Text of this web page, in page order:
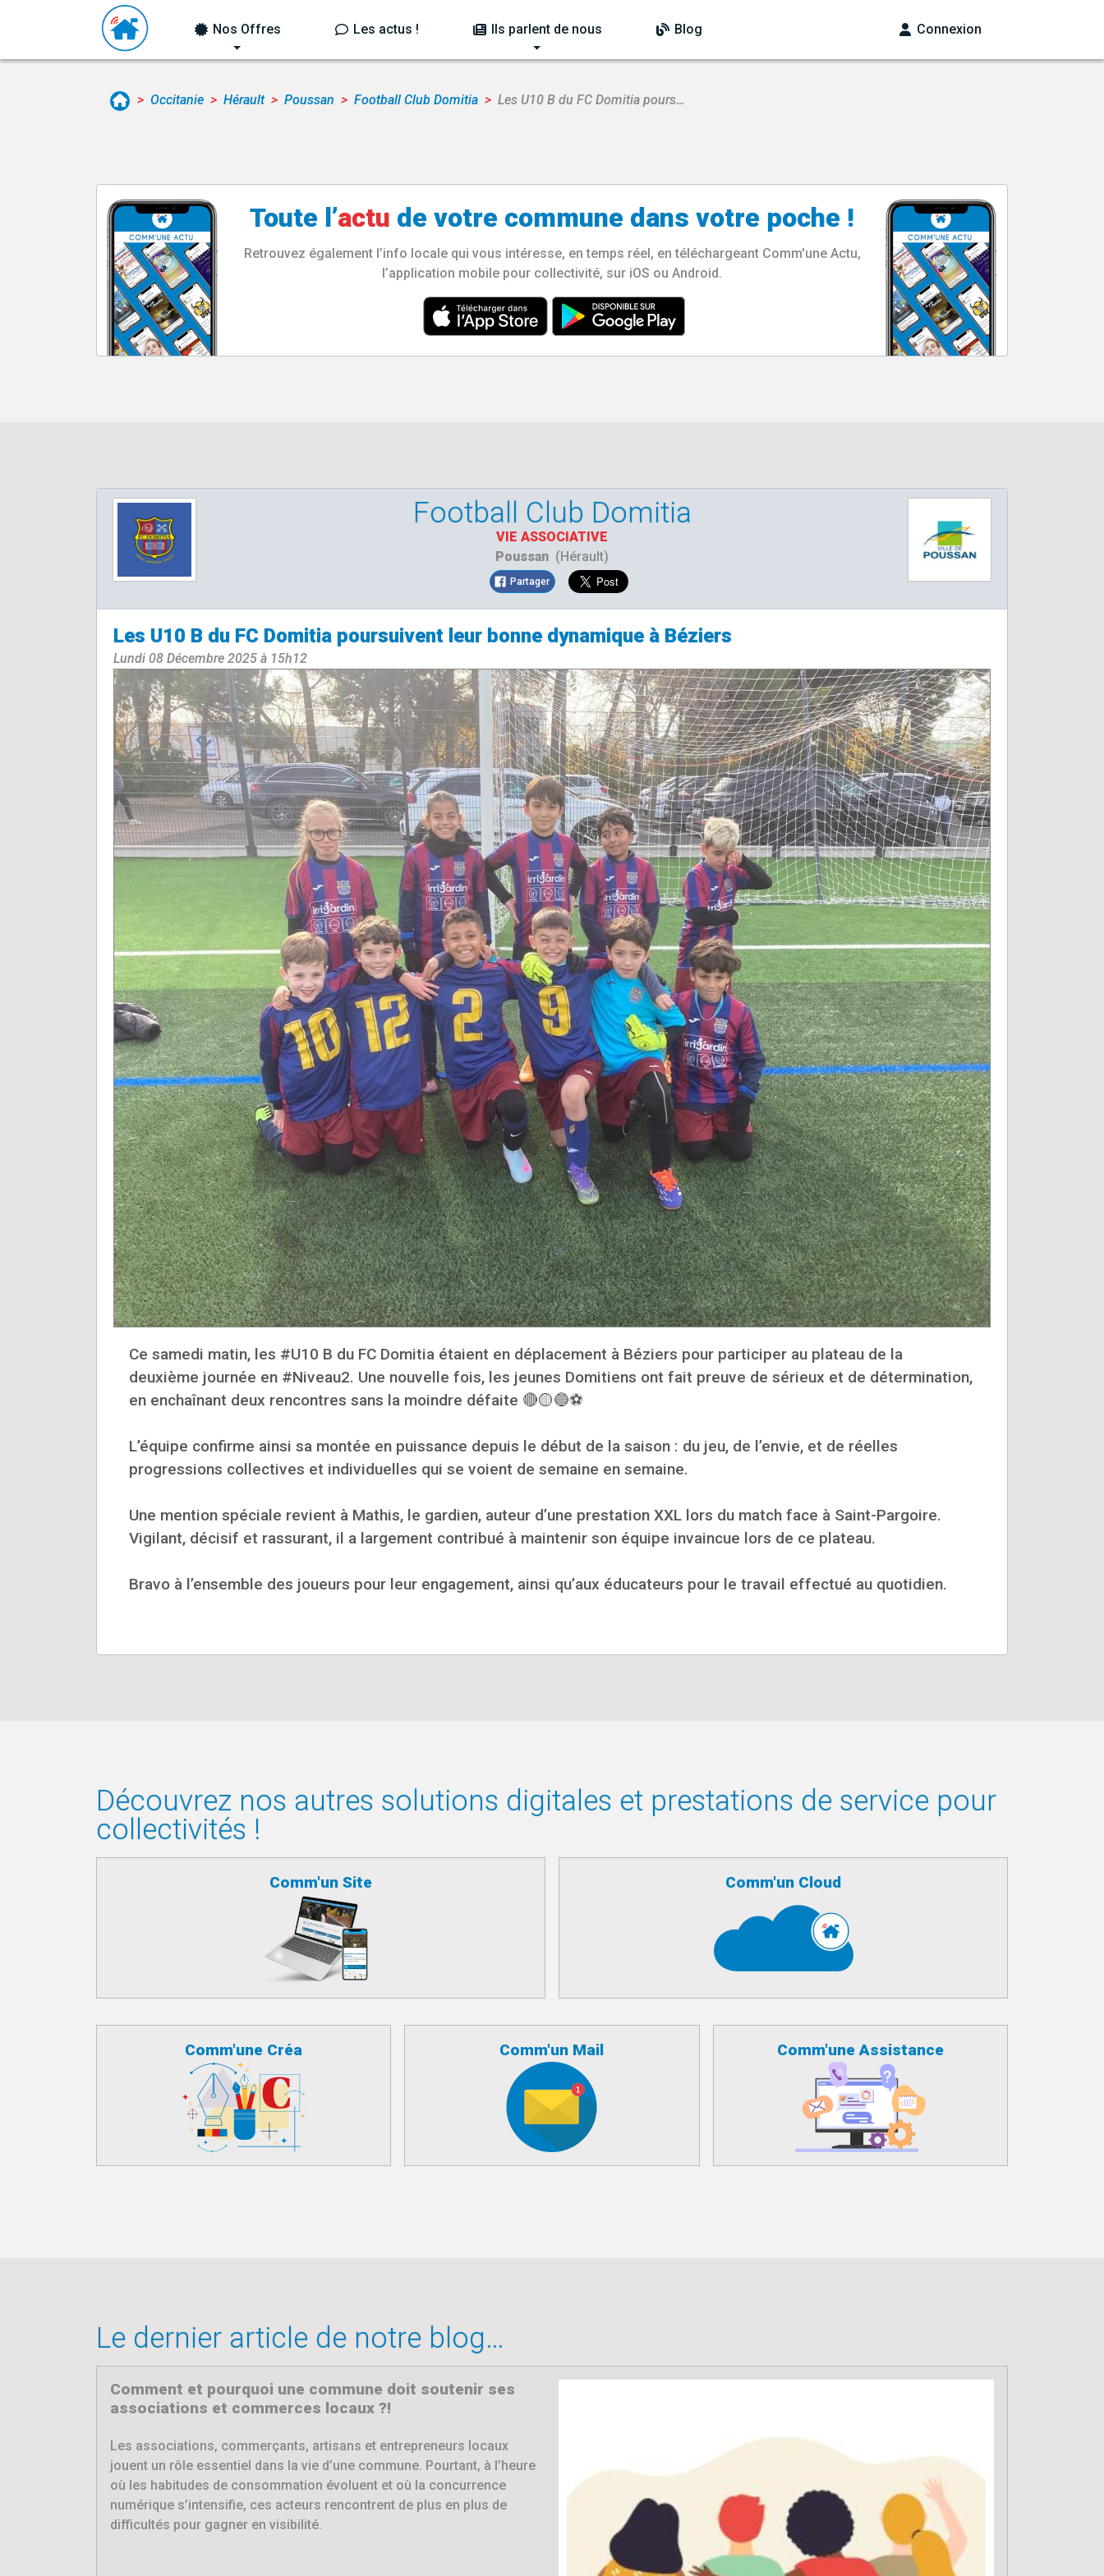
Nos Offres Les actus ! Ils parlent de nous Blog Connexion
Occitanie Hérault Poussan Football Club Domitia Les U10 B du FC Domitia pours…
Toute l’actu de votre commune dans votre poche !
Retrouvez également l’info locale qui vous intéresse, en temps réel, en téléchargeant Comm'une Actu,
l’application mobile pour collectivité, sur iOS ou Android.
Football Club Domitia
VIE ASSOCIATIVE
Poussan (Hérault)
Partager
Les U10 B du FC Domitia poursuivent leur bonne dynamique à Béziers
Lundi 08 Décembre 2025 à 15h12
Ce samedi matin, les #U10 B du FC Domitia étaient en déplacement à Béziers pour participer au plateau de la
deuxième journée en #Niveau2. Une nouvelle fois, les jeunes Domitiens ont fait preuve de sérieux et de détermination,
en enchaînant deux rencontres sans la moindre défaite 🔴🟡🔵⚽️
L’équipe confirme ainsi sa montée en puissance depuis le début de la saison : du jeu, de l’envie, et de réelles
progressions collectives et individuelles qui se voient de semaine en semaine.
Une mention spéciale revient à Mathis, le gardien, auteur d’une prestation XXL lors du match face à Saint-Pargoire.
Vigilant, décisif et rassurant, il a largement contribué à maintenir son équipe invaincue lors de ce plateau.
Bravo à l’ensemble des joueurs pour leur engagement, ainsi qu’aux éducateurs pour le travail effectué au quotidien.
Découvrez nos autres solutions digitales et prestations de service pour
collectivités !
Comm'un Site Comm'un Cloud
Comm'une Créa Comm'un Mail Comm'une Assistance
Le dernier article de notre blog…
Comment et pourquoi une commune doit soutenir ses
associations et commerces locaux ?!
Les associations, commerçants, artisans et entrepreneurs locaux
jouent un rôle essentiel dans la vie d’une commune. Pourtant, à l’heure
où les habitudes de consommation évoluent et où la concurrence
numérique s’intensifie, ces acteurs rencontrent de plus en plus de
difficultés pour gagner en visibilité.